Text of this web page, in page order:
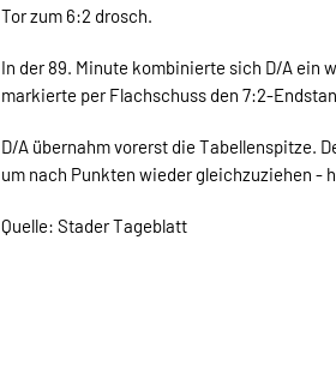
Tor zum 6:2 drosch.
In der 89. Minute kombinierte sich D/A ein
markierte per Flachschuss den 7:2-
D/A übernahm vorerst die Tabellenspitze.
um nach Punkten wieder gleichzuziehen -
Quelle: Stader Tageblatt